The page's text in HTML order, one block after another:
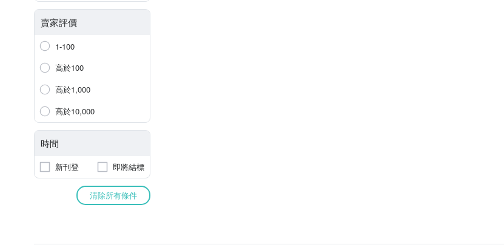
賣家評價
1-100
高於100
高於1,000
高於10,000
時間
新刊登 即將結標
清除所有條件